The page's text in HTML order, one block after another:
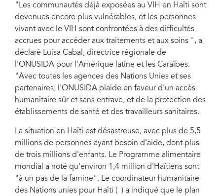
"Les communautés déjà exposées au VIH en Haïti sont
devenues encore plus vulnérables, et les personnes
vivant avec le VIH sont confrontées à des difficultés
accrues pour accéder aux traitements et aux soins ", a
déclaré Luisa Cabal, directrice régionale de
l'ONUSIDA pour l'Amérique latine et les Caraïbes.
"Avec toutes les agences des Nations Unies et ses
partenaires, l'ONUSIDA plaide en faveur d'un accès
humanitaire sûr et sans entrave, et de la protection des
établissements de santé et des travailleurs sanitaires.
La situation en Haïti est désastreuse, avec plus de 5,5
millions de personnes ayant besoin d'aide, dont plus
de trois millions d'enfants. Le Programme alimentaire
mondial a noté qu'environ 1,4 million d'Haïtiens sont
"à un pas de la famine". Le coordinateur humanitaire
des Nations unies pour Haïti ( ) a indiqué que le plan